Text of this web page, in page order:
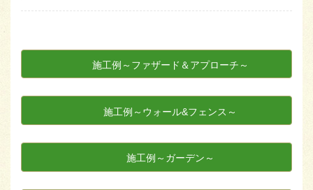
施工例～ファザード＆アプローチ～
施工例～ウォール&フェンス～
施工例～ガーデン～